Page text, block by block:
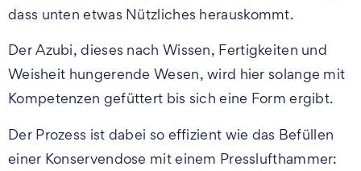
dass unten etwas Nützliches herauskommt.
Der Azubi, dieses nach Wissen, Fertigkeiten und
Weisheit hungerende Wesen, wird hier solange mit
Kompetenzen gefüttert bis sich eine Form ergibt.
Der Prozess ist dabei so effizient wie das Befüllen
einer Konservendose mit einem Presslufthammer: